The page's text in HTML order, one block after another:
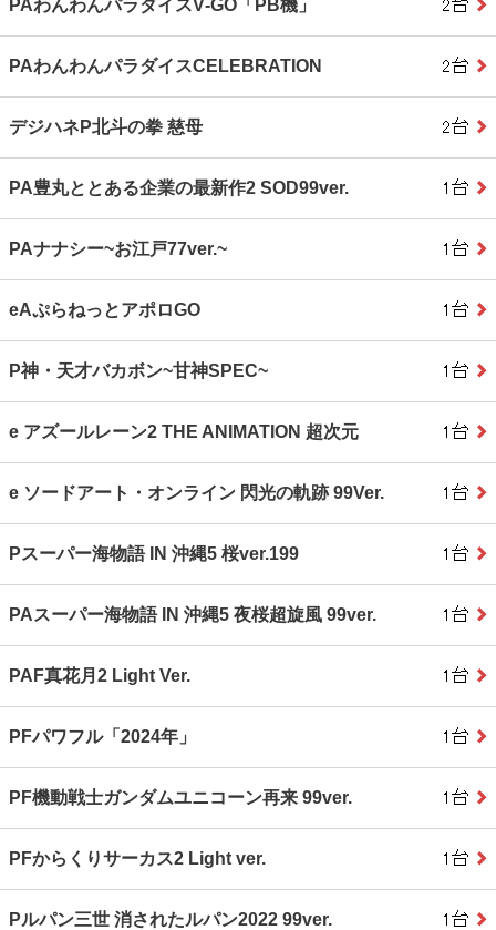
PAわんわんパラダイスV‐GO「PB機」
PAわんわんパラダイスCELEBRATION
デジハネP北斗の拳 慈母
PA豊丸ととある企業の最新作2 SOD99ver.
PAナナシー~お江戸77ver.~
eAぷらねっとアポロGO
P神・天才バカボン~甘神SPEC~
e アズールレーン2 THE ANIMATION 超次元
e ソードアート・オンライン 閃光の軌跡 99Ver.
Pスーパー海物語 IN 沖縄5 桜ver.199
PAスーパー海物語 IN 沖縄5 夜桜超旋風 99ver.
PAF真花月2 Light Ver.
PFパワフル「2024年」
PF機動戦士ガンダムユニコーン再来 99ver.
PFからくりサーカス2 Light ver.
Pルパン三世 消されたルパン2022 99ver.